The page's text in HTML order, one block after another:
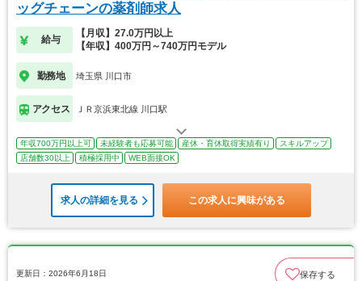
ッグチェーンの薬剤師求人
給与
【月収】27.0万円以上
【年収】400万円～740万円モデル
勤務地 埼玉県 川口市
アクセス ＪＲ京浜東北線 川口駅
年収700万円以上可 未経験者も応募可能 産休・育休取得実績有り
スキルアップ
店舗数30以上
積極採用中 WEB面接OK
求人の詳細を見る この求人に興味がある
更新日：2026年6月18日 保存する